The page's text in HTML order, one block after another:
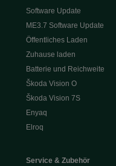
Software Update
ME3.7 Software Update
Öffentliches Laden
Zuhause laden
Batterie und Reichweite
Škoda Vision O
Škoda Vision 7S
Enyaq
Elroq
Service & Zubehör